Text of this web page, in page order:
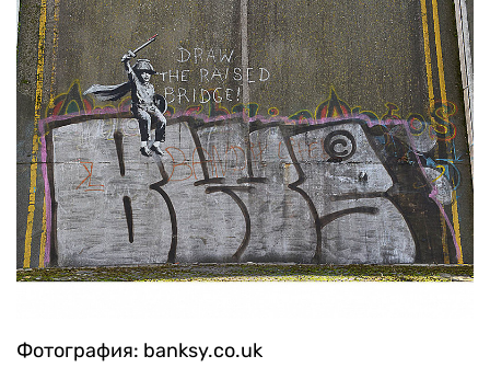
Фотография: banksy.co.uk